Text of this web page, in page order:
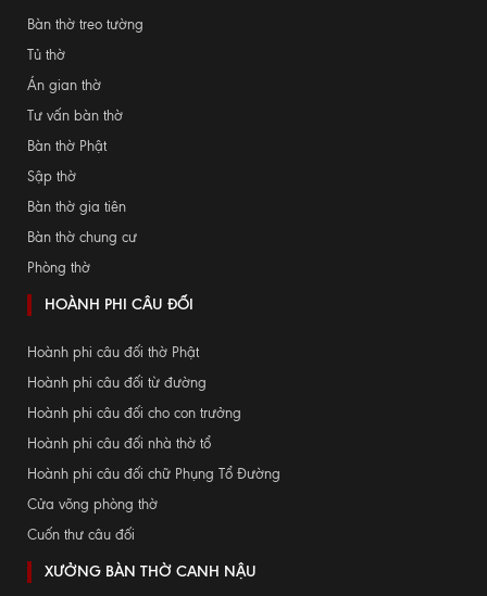
Bàn thờ treo tường
Tủ thờ
Án gian thờ
Tư vấn bàn thờ
Bàn thờ Phật
Sập thờ
Bàn thờ gia tiên
Bàn thờ chung cư
Phòng thờ
HOÀNH PHI CÂU ĐỐI
Hoành phi câu đối thờ Phật
Hoành phi câu đối từ đường
Hoành phi câu đối cho con trưởng
Hoành phi câu đối nhà thờ tổ
Hoành phi câu đối chữ Phụng Tổ Đường
Cửa võng phòng thờ
Cuốn thư câu đối
XƯỞNG BÀN THỜ CANH NẬU